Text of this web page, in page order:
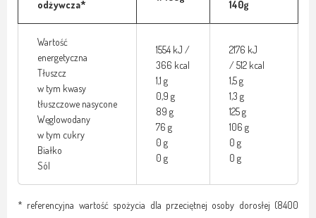
odżywcza* 140g
Wartość
energetyczna
Tłuszcz
w tym kwasy
tłuszczowe nasycone
Węglowodany
w tym cukry
Białko
Sól
1554 kJ /
366 kcal
1,1 g
0,9 g
89 g
76 g
0 g
0 g
2176 kJ
/ 512 kcal
1,5 g
1,3 g
125 g
106 g
0 g
0 g
* referencyjna wartość spożycia dla przeciętnej osoby dorosłej (8400